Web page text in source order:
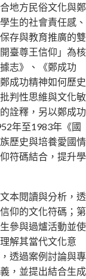
地方民俗文化與鄭
生的社會責任感、
存與教育推廣的雙
臺尊王信仰」為核
志》、《鄭成功
成功精神如何歷史
判性思維與文化敏
詮釋，另以鄭成功
年至1983年《國
歷史與培養愛國情
符碼結合，提升學
本閱讀與分析，透
仰的文化符碼；第
參與過爐活動並使
解其當代文化意
透過案例討論與專
，並提出結合生成